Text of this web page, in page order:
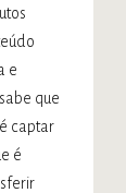
e
que
captar
é